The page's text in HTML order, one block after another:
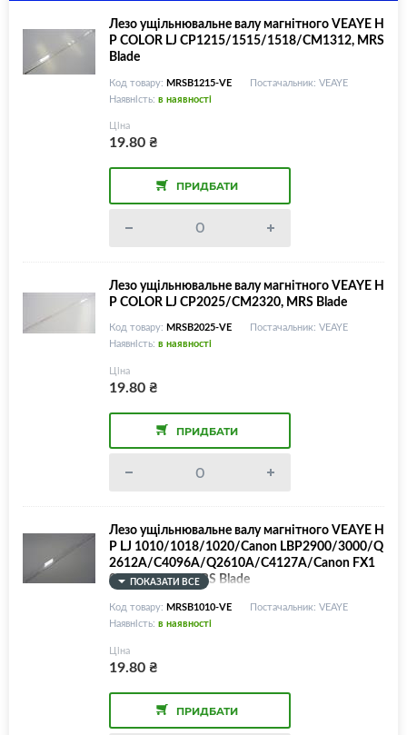
Лезо ущільнювальне валу магнітного VEAYE H
P COLOR LJ CP1215/1515/1518/CM1312, MRS
Blade
Код товару: MRSB1215-VE
Постачальник: VEAYE
Наявність: в наявності
Ціна
19.80₴
ПРИДБАТИ
Лезо ущільнювальне валу магнітного VEAYE H
P COLOR LJ CP2025/CM2320, MRS Blade
Код товару: MRSB2025-VE
Постачальник: VEAYE
Наявність: в наявності
Ціна
19.80₴
ПРИДБАТИ
Лезо ущільнювальне валу магнітного VEAYE H
P LJ 1010/1018/1020/Canon LBP2900/3000/Q
2612A/C4096A/Q2610A/C4127A/Canon FX1
0/Canon 703, MRS Blade
ПОКАЗАТИ ВСЕ
Код товару: MRSB1010-VE
Постачальник: VEAYE
Наявність: в наявності
Ціна
19.80₴
ПРИДБАТИ